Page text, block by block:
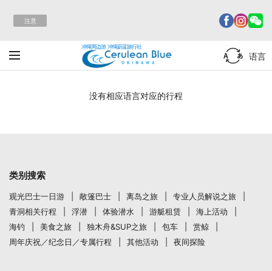
注意
冲绳周边游 冲绳蔚蓝旅行社
语言
没有相应语言对应的行程
类别搜索
观光巴士一日游 敞篷巴士 离岛之旅
专业人员解说之旅
青洞相关行程
浮潜 体验潜水 游艇租赁
海上活动
海钓
美食之旅 独木舟&SUP之旅 包车
赏鲸
周年庆祝／纪念日／专属行程
其他活动 夜间探险